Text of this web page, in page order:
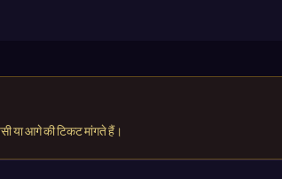
या आगे की टिकट मांगते हैं।